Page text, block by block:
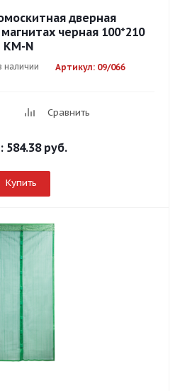
дверная
черная 100*210
KM-N
наличии Артикул: 09/066
Сравнить
584.38 руб.
Купить